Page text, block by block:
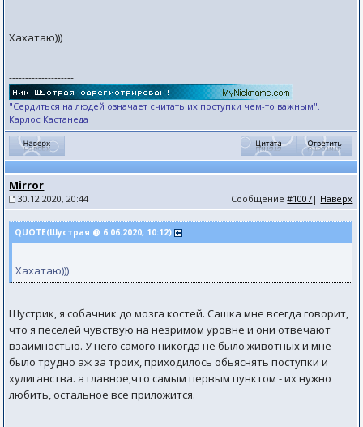
Хахатаю)))
--------------------
"Сердиться на людей означает считать их поступки чем-то важным".
Карлос Кастанеда
Mirror
30.12.2020, 20:44 Сообщение#1007 | Наверх
QUOTE(Шустрая @ 6.06.2020, 10:12)
Хахатаю)))
Шустрик, я собачник до мозга костей. Сашка мне всегда говорит,
что я песелей чувствую на незримом уровне и они отвечают
взаимностью. У него самого никогда не было животных и мне
было трудно аж за троих, приходилось обьяснять поступки и
хулиганства. а главное,что самым первым пунктом - их нужно
любить, остальное все приложится.